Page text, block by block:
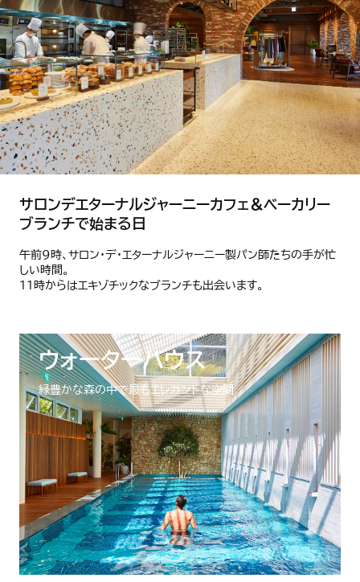
サロンデエターナルジャーニーカフェ＆ベーカリー
ブランチで始まる日
午前9時、サロン・デ・エターナルジャーニー製パン師たちの手が忙
しい時間。
11時からはエキゾチックなブランチも出会います。
ウォーターハウス
緑豊かな森の中で最もエレガントな空間